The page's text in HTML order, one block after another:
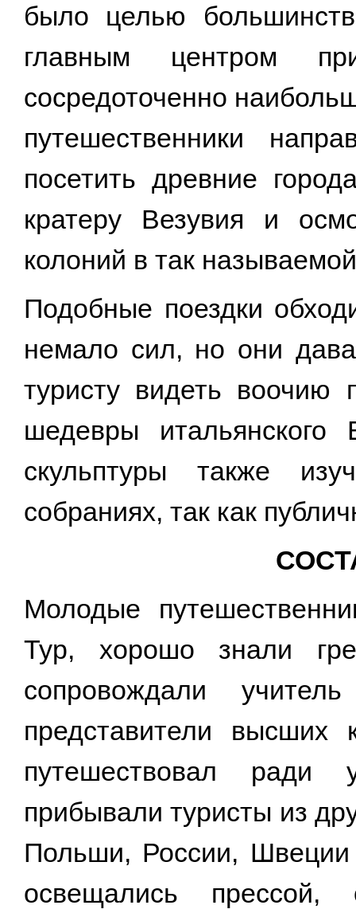
было целью
главным центром
сосредоточенно
путешественники
посетить древние
кратеру Везувия и
колоний в так
Подобные поездки
немало сил, но они
туристу видеть воочию
шедевры
скульптуры также
собраниях, так как
Молодые
Тур, хорошо знали
сопровождали
представители высших
путешествовал ради
прибывали туристы из
Польши, России,
освещались прессой,